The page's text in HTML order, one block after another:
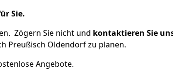
Sie.
Zögern Sie nicht und kontaktieren Sie
Preußisch Oldendorf zu planen.
Angebote.